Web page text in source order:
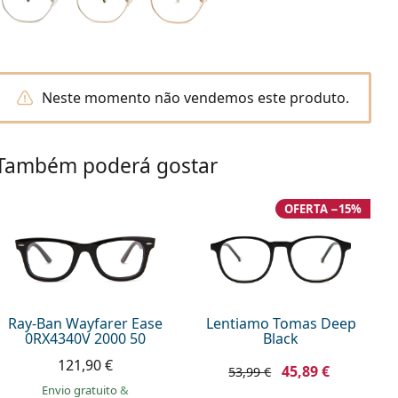
Neste momento não vendemos este produto.
poderá gostar
Ray-Ban Wayfarer Ease
0RX4340V 2000 50
121,90 €
Envio gratuito&
Lentiamo Tomas Deep
Black
OFERTA −15%
53,99 € 45,89 €